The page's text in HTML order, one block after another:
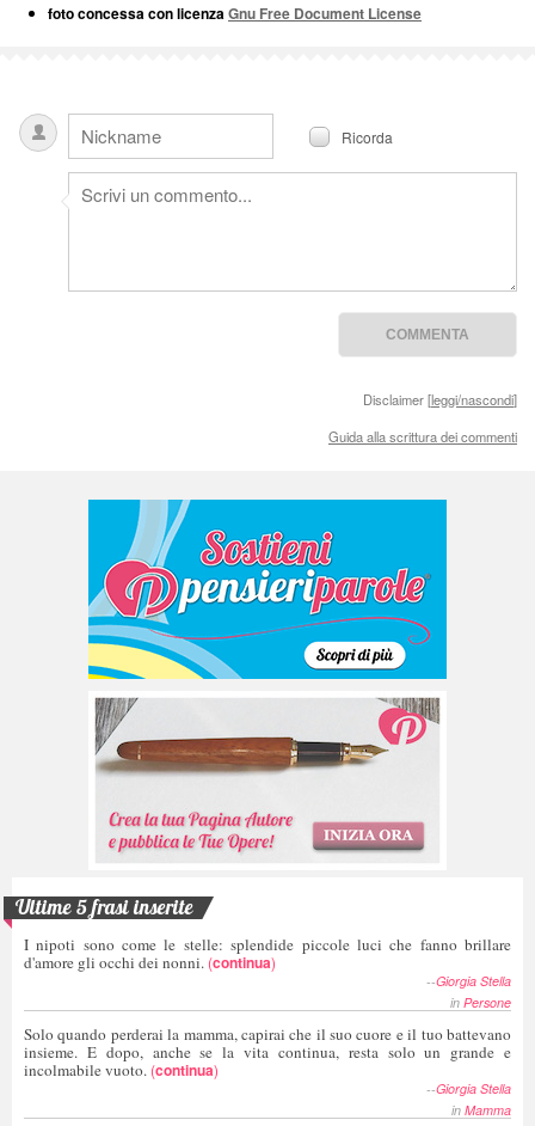
foto concessa con licenzaGnu Free Document License
Ricorda
Disclaimer [leggi/nascondi]
Guida alla scrittura dei commenti
Ultime 5 frasi inserite
I nipoti sono come le stelle: splendide piccole luci che fanno brillare
d'amore gli occhi dei nonni. (continua)
--Giorgia Stella
in Persone
Solo quando perderai la mamma, capirai che il suo cuore e il tuo battevano
insieme. E dopo, anche se la vita continua, resta solo un grande e
incolmabile vuoto. (continua)
--Giorgia Stella
in Mamma